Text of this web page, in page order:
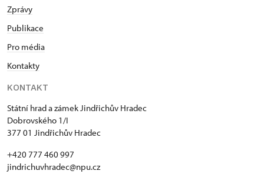
Zprávy
Publikace
Pro média
Kontakty
KONTAKT
Státní hrad a zámek Jindřichův Hradec
Dobrovského 1/I
377 01 Jindřichův Hradec
+420 777 460 997
jindrichuvhradec@npu.cz